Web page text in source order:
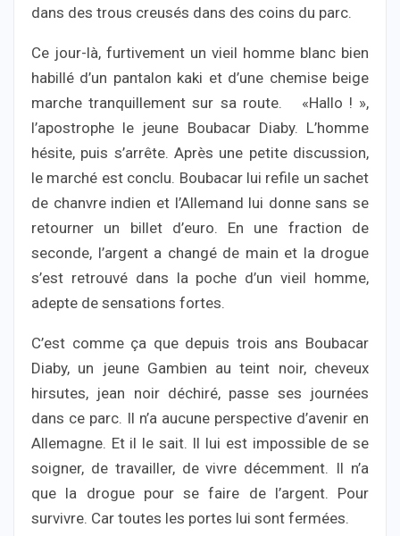
dans des trous creusés dans des coins du parc.
Ce jour-là, furtivement un vieil homme blanc bien
habillé d’un pantalon kaki et d’une chemise beige
marche tranquillement sur sa route. «Hallo ! »,
l’apostrophe le jeune Boubacar Diaby. L’homme
hésite, puis s’arrête. Après une petite discussion,
le marché est conclu. Boubacar lui refile un sachet
de chanvre indien et l’Allemand lui donne sans se
retourner un billet d’euro. En une fraction de
seconde, l’argent a changé de main et la drogue
s’est retrouvé dans la poche d’un vieil homme,
adepte de sensations fortes.
C’est comme ça que depuis trois ans Boubacar
Diaby, un jeune Gambien au teint noir, cheveux
hirsutes, jean noir déchiré, passe ses journées
dans ce parc. Il n’a aucune perspective d’avenir en
Allemagne. Et il le sait. Il lui est impossible de se
soigner, de travailler, de vivre décemment. Il n’a
que la drogue pour se faire de l’argent. Pour
survivre. Car toutes les portes lui sont fermées.